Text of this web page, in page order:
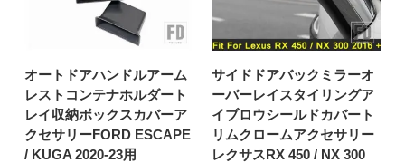
オートドアハンドルアーム
レストコンテナホルダート
レイ収納ボックスカバーア
クセサリーFORD ESCAPE
/ KUGA 2020-23用
サイドドアバックミラーオ
ーバーレイスタイリングア
イブロウシールドカバート
リムクロームアクセサリー
レクサスRX 450 / NX 300